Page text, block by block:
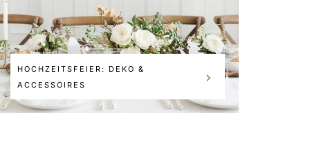
HOCHZEITSFEIER: DEKO &
ACCESSOIRES